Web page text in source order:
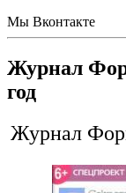
Мы Вконтакте
Журнал
год
Журнал